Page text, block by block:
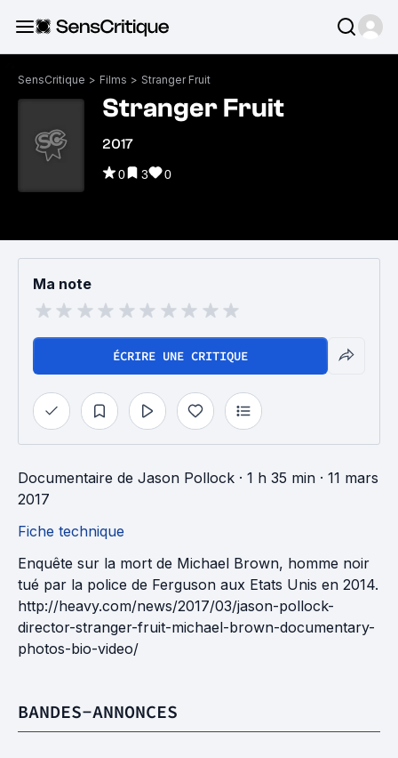
SensCritique > Films > Stranger Fruit
Stranger Fruit
2017
0 3 0
Ma note
ÉCRIRE UNE CRITIQUE
Documentaire de Jason Pollock · 1 h 35 min · 11 mars
2017
Fiche technique
Enquête sur la mort de Michael Brown, homme noir
tué par la police de Ferguson aux Etats Unis en 2014.
http://heavy.com/news/2017/03/jason-pollock-
director-stranger-fruit-michael-brown-documentary-
photos-bio-video/
BANDES-ANNONCES